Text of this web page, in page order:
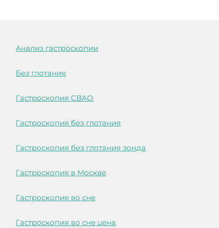
Анализ гастроскопии
Без глотания
Гастроскопия СВАО
Гастроскопия без глотания
Гастроскопия без глотания зонда
Гастроскопия в Москве
Гастроскопия во сне
Гастроскопия во сне цена